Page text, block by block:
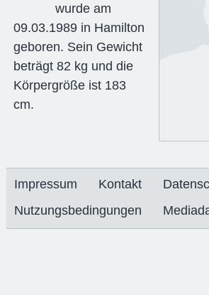
wurde am
09.03.1989 in Hamilton
geboren. Sein Gewicht
beträgt 82 kg und die
Körpergröße ist 183
cm.
Impressum Kontakt
Nutzungsbedingungen